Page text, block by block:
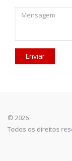
Enviar
© 2026
Todos os direitos